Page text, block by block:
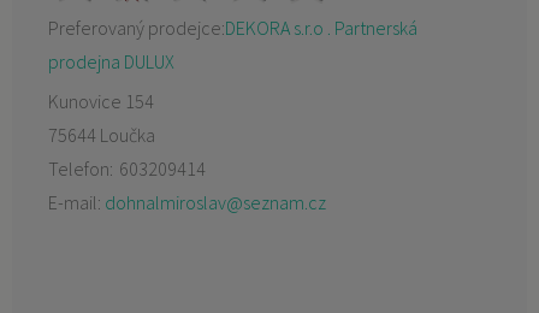
Preferovaný prodejce:DEKORA s.r.o . Partnerská
prodejna DULUX
Kunovice 154
75644 Loučka
Telefon: 603209414
E-mail: dohnalmiroslav@seznam.cz